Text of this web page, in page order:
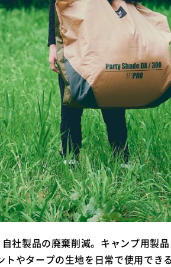
社製品の廃棄削減。キャンプ用製
トやタープの生地を日常で使用でき